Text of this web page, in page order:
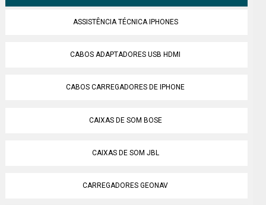
ASSISTÊNCIA TÉCNICA IPHONES
CABOS ADAPTADORES USB HDMI
CABOS CARREGADORES DE IPHONE
CAIXAS DE SOM BOSE
CAIXAS DE SOM JBL
CARREGADORES GEONAV